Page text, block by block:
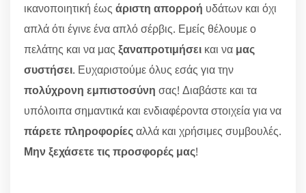
ικανοποιητική έως άριστη απορροή υδάτων και όχι
απλά ότι έγινε ένα απλό σέρβις. Εμείς θέλουμε ο
πελάτης και να μας ξαναπροτιμήσει και να μας
συστήσει. Ευχαριστούμε όλυς εσάς για την
πολύχρονη εμπιστοσύνη σας! Διαβάστε και τα
υπόλοιπα σημαντικά και ενδιαφέροντα στοιχεία για να
πάρετε πληροφορίεςαλλά και χρήσιμες συμβουλές.
Μην ξεχάσετε τις προσφορές μας!